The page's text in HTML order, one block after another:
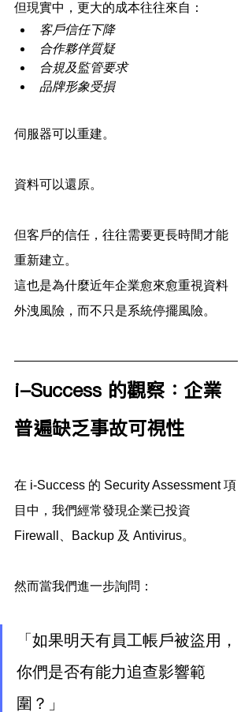
但現實中，更大的成本往往來自：
客戶信任下降
合作夥伴質疑
合規及監管要求
品牌形象受損
伺服器可以重建。
資料可以還原。
但客戶的信任，往往需要更長時間才能
重新建立。
這也是為什麼近年企業愈來愈重視資料
外洩風險，而不只是系統停擺風險。
i-Success 的觀察：企業
普遍缺乏事故可視性
在 i-Success 的 Security Assessment 項
目中，我們經常發現企業已投資
Firewall、Backup 及 Antivirus。
然而當我們進一步詢問：
「如果明天有員工帳戶被盜用，
你們是否有能力追查影響範
圍？」